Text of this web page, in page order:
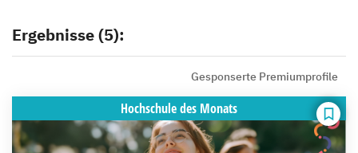
Ergebnisse (5):
Gesponserte Premiumprofile
Hochschuledes Monats